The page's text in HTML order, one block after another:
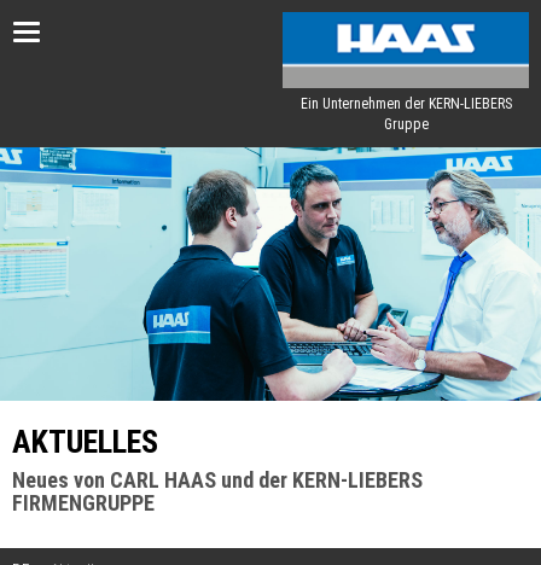
Toggle
Ein Unternehmen der KERN-LIEBERS
Gruppe
AKTUELLES
Neues von CARL HAAS und der KERN-LIEBERS
FIRMENGRUPPE